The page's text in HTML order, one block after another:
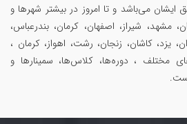
ایشان می‌باشد و تا امروز در بیشتر شهرها و
مشهد، شیراز، اصفهان، کرمان، بندرعباس،
یزد، کاشان، زنجان، رشت، اهواز، کرمان ،
مختلف ، دوره‌ها، کلاس‌ها، سمینار‌ها و